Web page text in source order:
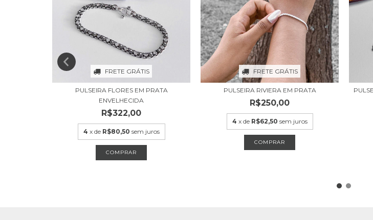
FRETE GRÁTIS
PULSEIRA FLORES EM PRATA
ENVELHECIDA
R$322,00
4 x de R$80,50 sem juros
FRETE GRÁTIS
PULSEIRA RIVIERA EM PRATA
R$250,00
4 x de R$62,50 sem juros